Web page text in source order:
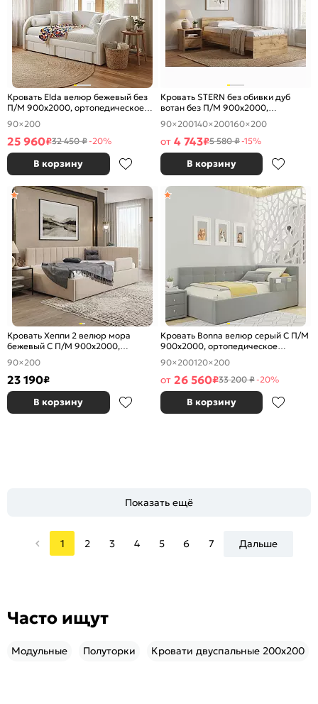
Кровать Elda велюр бежевый без
П/М 900x2000, ортопедическое
основание, изголовье мягкое
90×200
25 960₽32 450 ₽-20%
В корзину
Кровать STERN без обивки дуб
вотан без П/М 900x2000,
изголовье жесткое
90×200140×200160×200
от 4 743₽5 580 ₽-15%
В корзину
Кровать Хеппи 2 велюр мора
бежевый С П/М 900x2000,
изголовье мягкое
90×200
23 190₽
В корзину
Кровать Bonna велюр серый С П/М
900x2000, ортопедическое
основание, изголовье мягкое
90×200120×200
от 26 560₽33 200 ₽-20%
В корзину
Показать ещё
1 2 3 4 5 6 7 Дальше
Часто ищут
Модульные Полуторки Кровати двуспальные 200x200